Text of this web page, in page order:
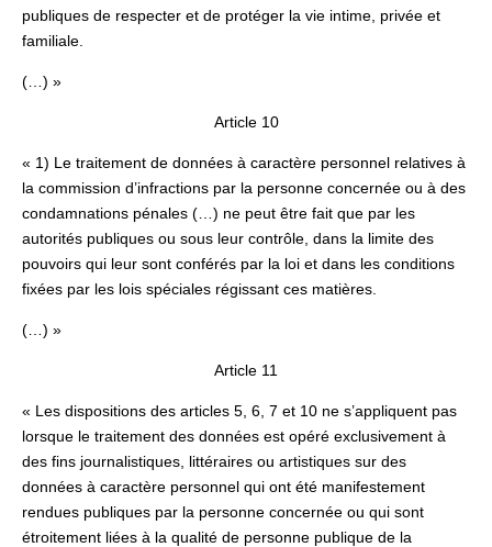
publiques de respecter et de protéger la vie intime, privée et
familiale.
(…) »
Article 10
« 1) Le traitement de données à caractère personnel relatives à
la commission d’infractions par la personne concernée ou à des
condamnations pénales (…) ne peut être fait que par les
autorités publiques ou sous leur contrôle, dans la limite des
pouvoirs qui leur sont conférés par la loi et dans les conditions
fixées par les lois spéciales régissant ces matières.
(…) »
Article 11
« Les dispositions des articles 5, 6, 7 et 10 ne s’appliquent pas
lorsque le traitement des données est opéré exclusivement à
des fins journalistiques, littéraires ou artistiques sur des
données à caractère personnel qui ont été manifestement
rendues publiques par la personne concernée ou qui sont
étroitement liées à la qualité de personne publique de la